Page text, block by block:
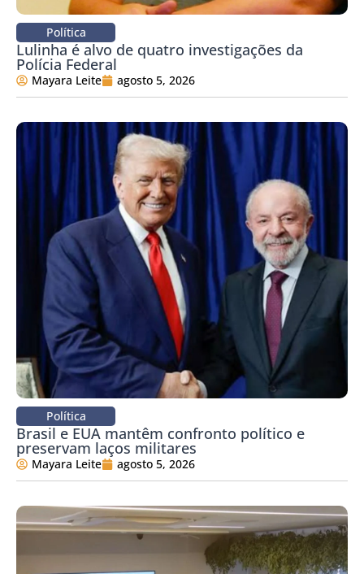
Política
Lulinha é alvo de quatro investigações da
Polícia Federal
Mayara Leite agosto 5, 2026
Política
Brasil e EUA mantêm confronto político e
preservam laços militares
Mayara Leite agosto 5, 2026